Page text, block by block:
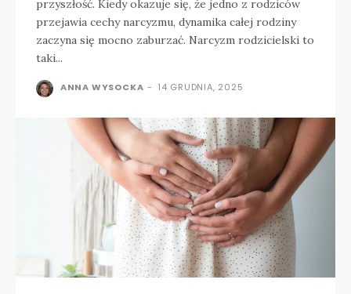
przyszłość. Kiedy okazuje się, że jedno z rodziców
przejawia cechy narcyzmu, dynamika całej rodziny
zaczyna się mocno zaburzać. Narcyzm rodzicielski to
taki...
ANNA WYSOCKA - 14 GRUDNIA, 2025